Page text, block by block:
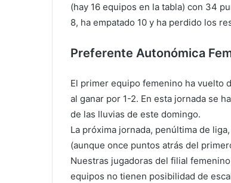
(hay 16 equipos en la tabla) con 34
8, ha empatado 10 y ha perdido los
Preferente Autonómica
El primer equipo femenino ha vuelto
al ganar por 1-2. En esta jornada se
de las lluvias de este domingo.
La próxima jornada, penúltima de
(aunque once puntos atrás del
Nuestras jugadoras del filial
equipos no tienen posibilidad de